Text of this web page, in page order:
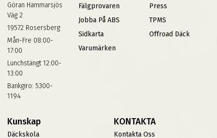
Göran Hammarsjös
Väg 2
19572 Rosersberg
Mån-Fre 08:00-
17:00
Lunchstängt 12:00-
13:00
Bankgiro: 5300-
1194
Fälgprovaren
Jobba På ABS
Sidkarta
Varumärken
Press
TPMS
Offroad Däck
Kunskap
Däckskola
KONTAKTA
Kontakta Oss